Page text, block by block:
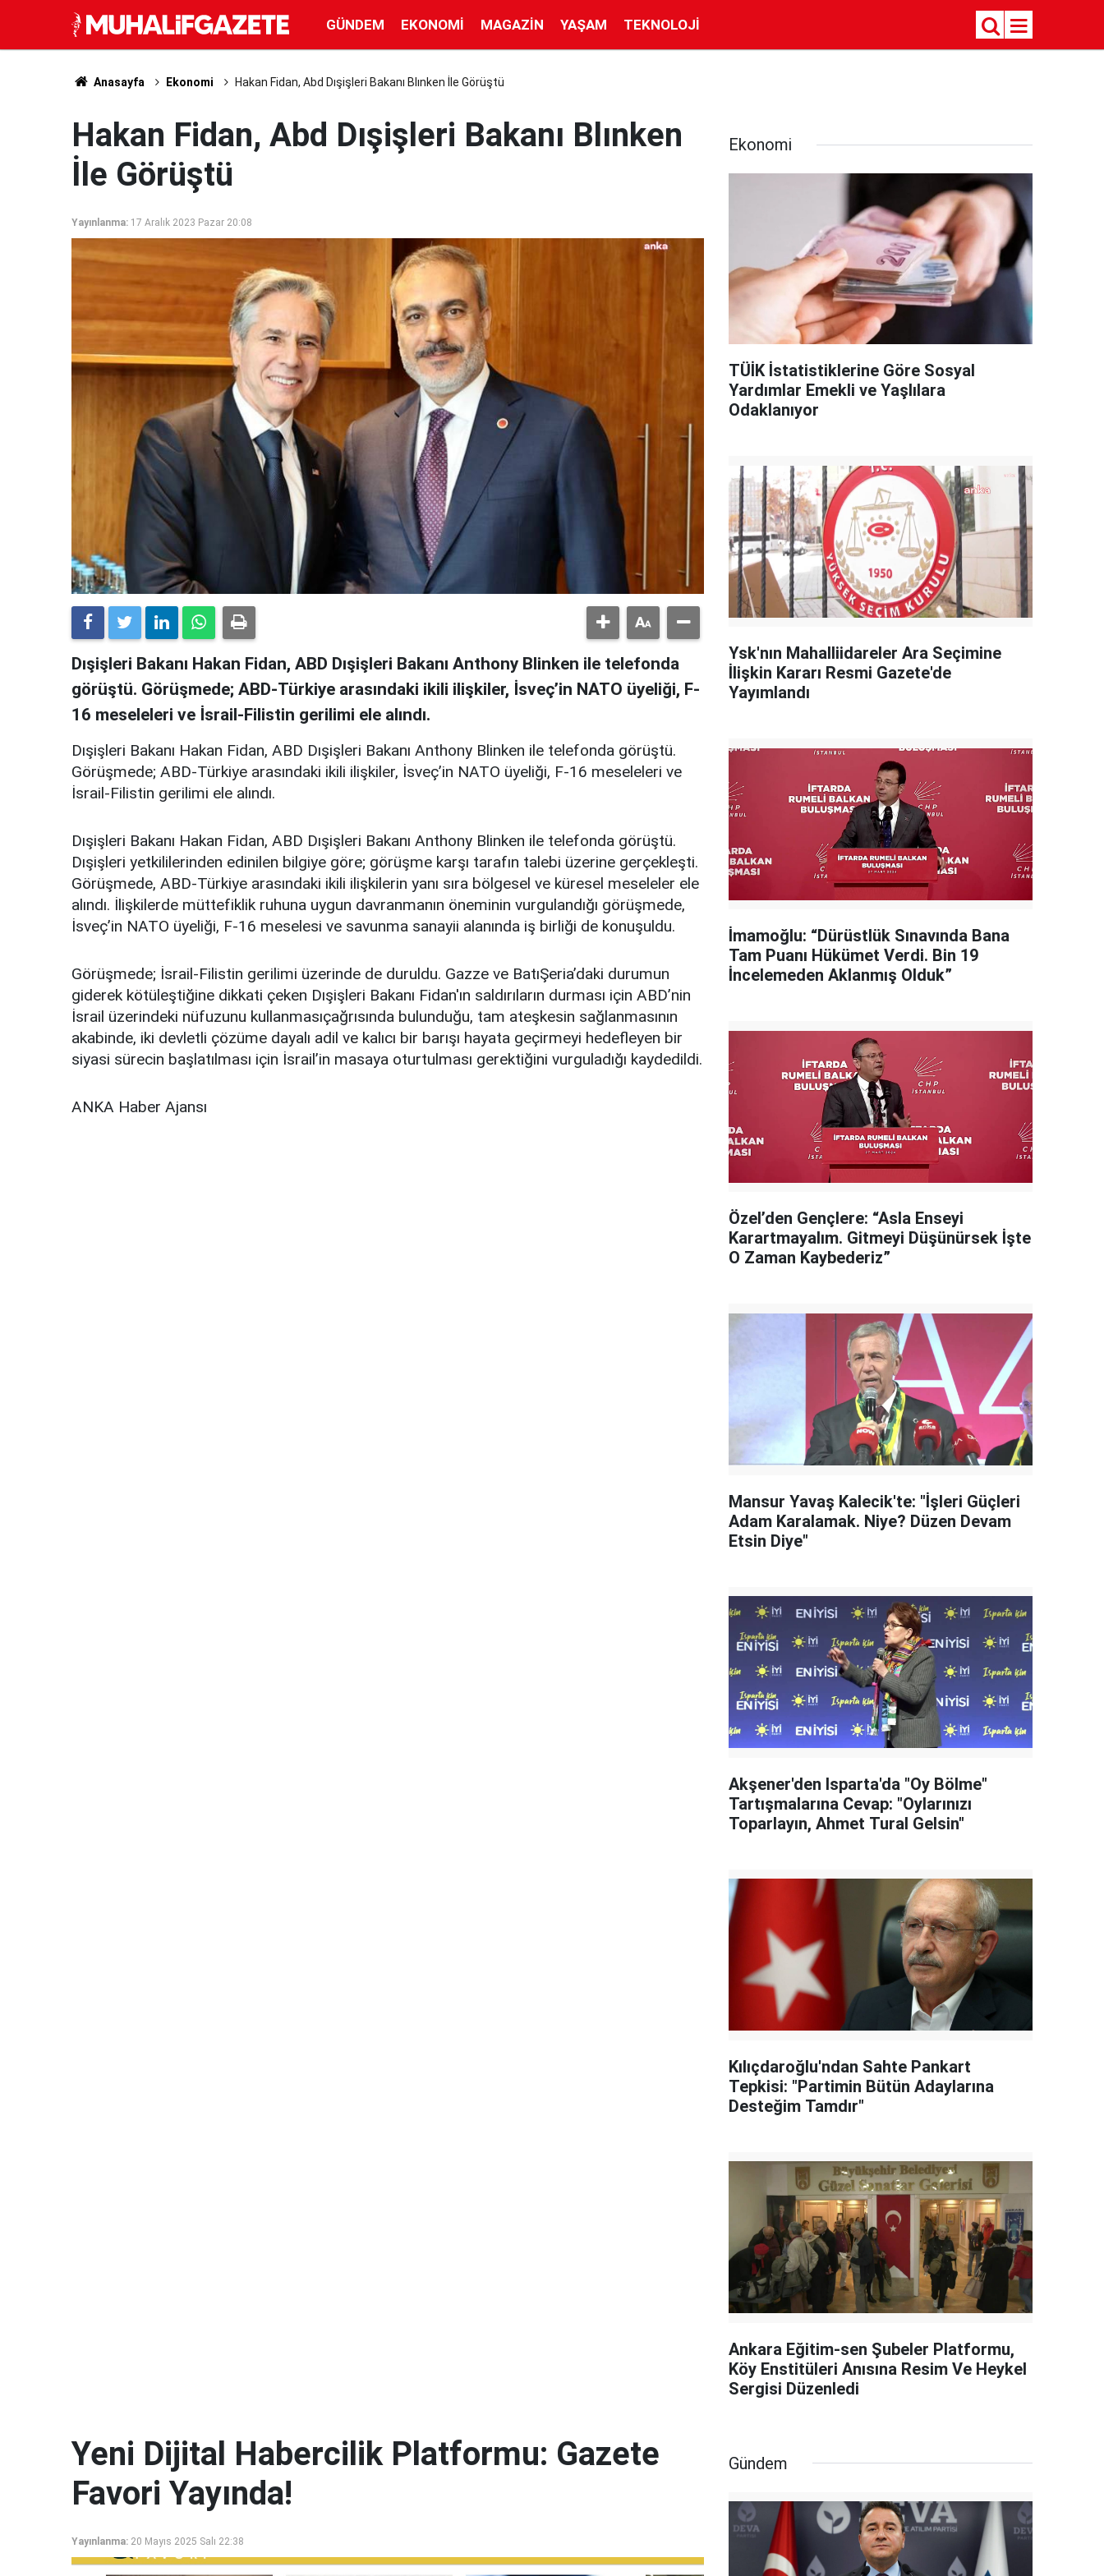
GÜNDEM EKONOMI MAGAZIN YAŞAM TEKNOLOJI
Anasayfa Ekonomi Hakan Fidan, Abd Dışişleri Bakanı Blınken İle Görüştü
Hakan Fidan, Abd Dışişleri Bakanı Blınken
İle Görüştü
Yayınlanma: 17 Aralık 2023 Pazar 20:08
Dışişleri Bakanı Hakan Fidan, ABD Dışişleri Bakanı Anthony Blinken ile telefonda
görüştü. Görüşmede; ABD-Türkiye arasındaki ikili ilişkiler, İsveç’in NATO üyeliği, F-
16 meseleleri ve İsrail-Filistin gerilimi ele alındı.
Dışişleri Bakanı Hakan Fidan, ABD Dışişleri Bakanı Anthony Blinken ile telefonda görüştü.
Görüşmede; ABD-Türkiye arasındaki ikili ilişkiler, İsveç’in NATO üyeliği, F-16 meseleleri ve
İsrail-Filistin gerilimi ele alındı.
Dışişleri Bakanı Hakan Fidan, ABD Dışişleri Bakanı Anthony Blinken ile telefonda görüştü.
Dışişleri yetkililerinden edinilen bilgiye göre; görüşme karşı tarafın talebi üzerine gerçekleşti.
Görüşmede, ABD-Türkiye arasındaki ikili ilişkilerin yanı sıra bölgesel ve küresel meseleler ele
alındı. İlişkilerde müttefiklik ruhuna uygun davranmanın öneminin vurgulandığı görüşmede,
İsveç’in NATO üyeliği, F-16 meselesi ve savunma sanayii alanında iş birliği de konuşuldu.
Görüşmede; İsrail-Filistin gerilimi üzerinde de duruldu. Gazze ve BatıŞeria’daki durumun
giderek kötüleştiğine dikkati çeken Dışişleri Bakanı Fidan'ın saldırıların durması için ABD’nin
İsrail üzerindeki nüfuzunu kullanmasıçağrısında bulunduğu, tam ateşkesin sağlanmasının
akabinde, iki devletli çözüme dayalı adil ve kalıcı bir barışı hayata geçirmeyi hedefleyen bir
siyasi sürecin başlatılması için İsrail’in masaya oturtulması gerektiğini vurguladığı kaydedildi.
ANKA Haber Ajansı
Ekonomi
TÜİK İstatistiklerine Göre Sosyal
Yardımlar Emekli ve Yaşlılara
Odaklanıyor
Ysk'nın Mahalliidareler Ara Seçimine
İlişkin Kararı Resmi Gazete'de
Yayımlandı
İmamoğlu: “Dürüstlük Sınavında Bana
Tam Puanı Hükümet Verdi. Bin 19
İncelemeden Aklanmış Olduk”
Özel’den Gençlere: “Asla Enseyi
Karartmayalım. Gitmeyi Düşünürsek İşte
O Zaman Kaybederiz”
Mansur Yavaş Kalecik'te: "İşleri Güçleri
Adam Karalamak. Niye? Düzen Devam
Etsin Diye"
Akşener'den Isparta'da "Oy Bölme"
Tartışmalarına Cevap: "Oylarınızı
Toparlayın, Ahmet Tural Gelsin"
Kılıçdaroğlu'ndan Sahte Pankart
Tepkisi: "Partimin Bütün Adaylarına
Desteğim Tamdır"
Ankara Eğitim-sen Şubeler Platformu,
Köy Enstitüleri Anısına Resim Ve Heykel
Sergisi Düzenledi
Yeni Dijital Habercilik Platformu: Gazete
Favori Yayında!
Yayınlanma: 20 Mayıs 2025 Salı 22:38
Gündem